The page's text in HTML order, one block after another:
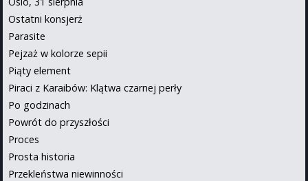
Ostatni konsjerż
Parasite
Pejzaż w kolorze sepii
Piąty element
Piraci z Karaibów: Klątwa czarnej perły
Po godzinach
Powrót do przyszłości
Proces
Prosta historia
Przekleństwa niewinności